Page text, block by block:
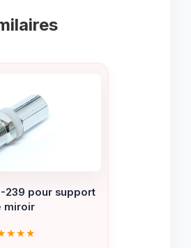
239 pour support
miroir